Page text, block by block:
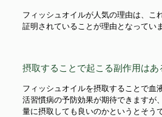
フィッシュオイルが人気の理由は、こ
証明されていることが理由となっていま
摂取することで起こる副作用はあ
フィッシュオイルを摂取することで血
活習慣病の予防効果が期待できますが
量に摂取しても良いのかというとそう